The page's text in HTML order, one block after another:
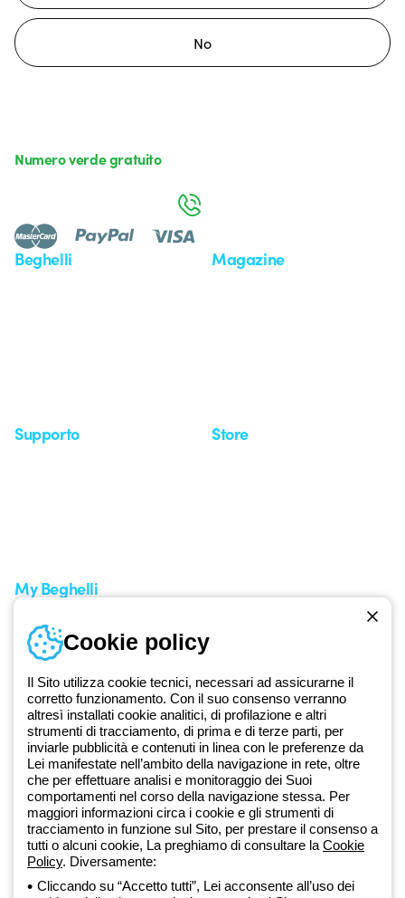
No
Dal 2025 Beghelli è parte del Gruppo GEWISS, all’interno
dell’ecosistema GEWISS LightZone, dove realizziamo soluzioni di
illuminazione integrate che trasformano la complessità in semplicità,
supportando professionisti e utenti finali nella realizzazione dei loro
bisogni.Scopri di più su GEWISS
Beghelli Magazine
Supporto Store
My Beghelli
Accedi o registrati
Formazione
Documentazione e software
Iscriviti alla newsletter
Numero verde gratuito
Privacy Policy
Cookie policy
Il Sito utilizza cookie tecnici, necessari ad assicurarne il
corretto funzionamento. Con il suo consenso verranno
altresì installati cookie analitici, di profilazione e altri
strumenti di tracciamento, di prima e di terze parti, per
inviarle pubblicità e contenuti in linea con le preferenze da
Lei manifestate nell’ambito della navigazione in rete, oltre
che per effettuare analisi e monitoraggio dei Suoi
comportamenti nel corso della navigazione stessa. Per
maggiori informazioni circa i cookie e gli strumenti di
tracciamento in funzione sul Sito, per prestare il consenso a
tutti o alcuni cookie, La preghiamo di consultare la Cookie
Policy. Diversamente:
Cliccando su “Accetto tutti”, Lei acconsente all’uso dei